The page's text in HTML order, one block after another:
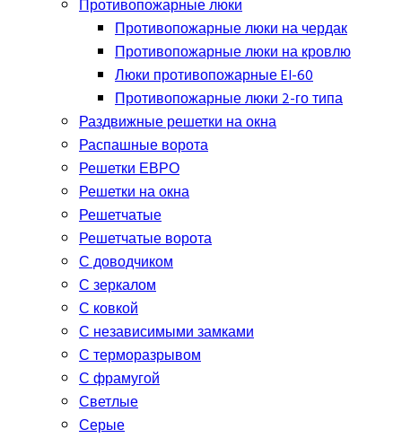
Противопожарные люки
Противопожарные люки на чердак
Противопожарные люки на кровлю
Люки противопожарные EI-60
Противопожарные люки 2-го типа
Раздвижные решетки на окна
Распашные ворота
Решетки ЕВРО
Решетки на окна
Решетчатые
Решетчатые ворота
С доводчиком
С зеркалом
С ковкой
С независимыми замками
С терморазрывом
С фрамугой
Светлые
Серые